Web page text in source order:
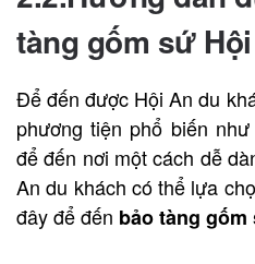
tàng gốm sứ
Để đến được Hội An du
phương tiện phổ biến
để đến nơi một cách dễ
An du khách có thể lựa
đây để đến bảo tàng